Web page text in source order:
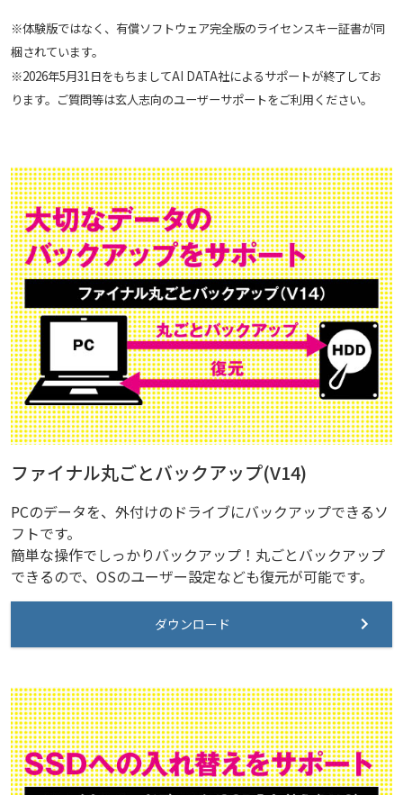
※体験版ではなく、有償ソフトウェア完全版のライセンスキー証書が同
梱されています。
※2026年5月31日をもちましてAI DATA社によるサポートが終了してお
ります。ご質問等は玄人志向のユーザーサポートをご利用ください。
ファイナル丸ごとバックアップ(V14)
PCのデータを、外付けのドライブにバックアップできるソ
フトです。
簡単な操作でしっかりバックアップ！丸ごとバックアップ
できるので、OSのユーザー設定なども復元が可能です。
ダウンロード